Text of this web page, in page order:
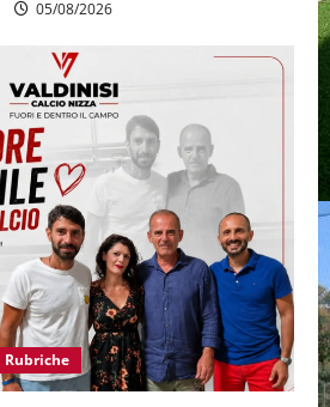
05/08/2026
Rubriche